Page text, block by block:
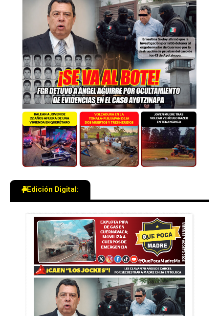
Edición Digital: